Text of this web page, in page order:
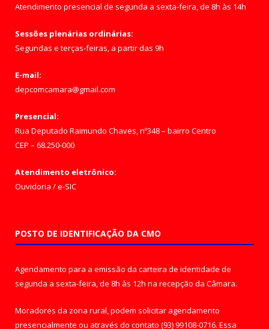
Atendimento presencial de segunda a sexta-feira, de 8h às 14h
Sessões plenárias ordinárias:
Segundas e terças-feiras, a partir das 9h
E-mail:
depcomcamara@gmail.com
Presencial:
Rua Deputado Raimundo Chaves, nº348 – bairro Centro
CEP – 68.250-000
Atendimento eletrônico:
Ouvidoria /e-SIC
POSTO DE IDENTIFICAÇÃO DA CMO
Agendamento para a emissão da carteira de identidade de
segunda a sexta-feira, de 8h às 12h na recepção da Câmara.
Moradores da zona rural, podem solicitar agendamento
presencialmente ou através do contato (93) 99108-0716. Essa